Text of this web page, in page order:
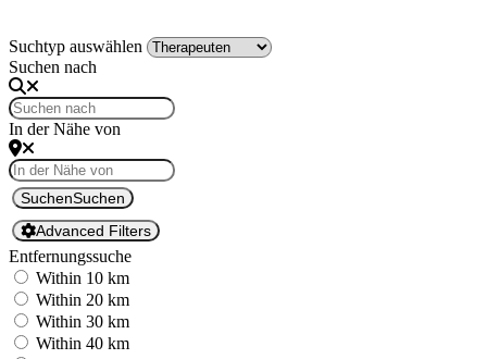
Suchtyp auswählen
Suchen nach
In der Nähe von
SuchenSuchen
Advanced Filters
Entfernungssuche
Within 10 km
Within 20 km
Within 30 km
Within 40 km